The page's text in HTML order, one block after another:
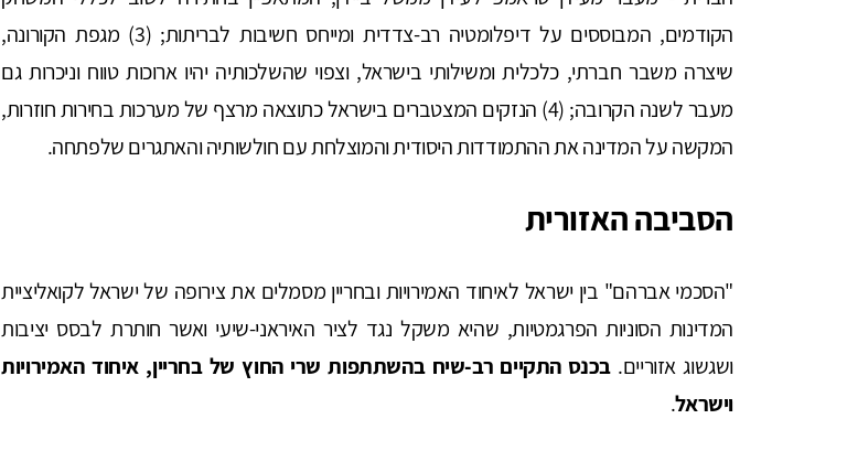
הקודמים, המבוססים על דיפלומטיה רב-צדדית ומייחס חשיבות לבריתות; (3) מגפת הקורונה,
שיצרה משבר חברתי, כלכלית ומשילותי בישראל, וצפוי שהשלכותיה יהיו ארוכות טווח וניכרות גם
מעבר לשנה הקרובה; (4) הנזקים המצטברים בישראל כתוצאה מרצף של מערכות בחירות חוזרות,
המקשה על המדינה את ההתמודדות היסודית והמוצלחת עם חולשותיה והאתגרים שלפתחה.
הסביבה האזורית
"הסכמי אברהם" בין ישראל לאיחוד האמירויות ובחריין מסמלים את צירופה של ישראל לקואליציית
המדינות הסוניות הפרגמטיות, שהיא משקל נגד לציר האיראני-שיעי ואשר חותרת לבסס יציבות
ושגשוג אזוריים.בכנס התקיים רב-שיח בהשתתפות שרי החוץ של בחריין, איחוד האמירויות
וישראל.